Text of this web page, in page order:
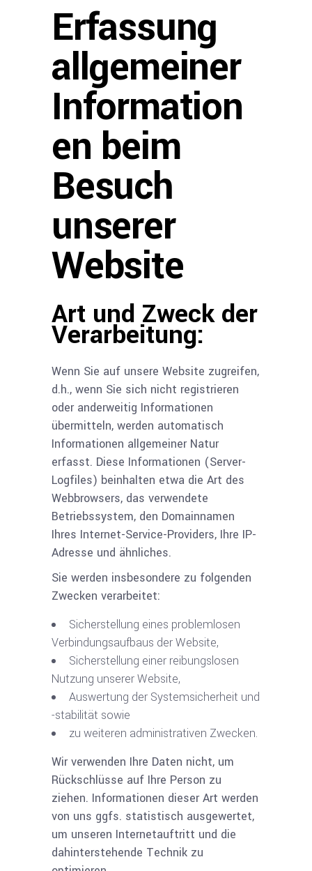
Erfassung
allgemeiner
Information
en beim
Besuch
unserer
Website
Art und Zweck der
Verarbeitung:
Wenn Sie auf unsere Website zugreifen,
d.h., wenn Sie sich nicht registrieren
oder anderweitig Informationen
übermitteln, werden automatisch
Informationen allgemeiner Natur
erfasst. Diese Informationen (Server-
Logfiles) beinhalten etwa die Art des
Webbrowsers, das verwendete
Betriebssystem, den Domainnamen
Ihres Internet-Service-Providers, Ihre IP-
Adresse und ähnliches.
Sie werden insbesondere zu folgenden
Zwecken verarbeitet:
Sicherstellung eines problemlosen
Verbindungsaufbaus der Website,
Sicherstellung einer reibungslosen
Nutzung unserer Website,
Auswertung der Systemsicherheit und
-stabilität sowie
zu weiteren administrativen Zwecken.
Wir verwenden Ihre Daten nicht, um
Rückschlüsse auf Ihre Person zu
ziehen. Informationen dieser Art werden
von uns ggfs. statistisch ausgewertet,
um unseren Internetauftritt und die
dahinterstehende Technik zu